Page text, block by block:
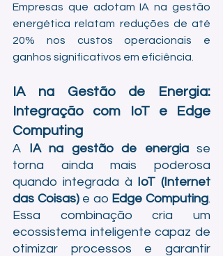
Empresas que adotam IA na gestão
energética relatam reduções de até
20% nos custos operacionais e
ganhos significativos em eficiência.
IA na Gestão de Energia:
Integração com IoT e Edge
Computing
A IA na gestão de energia se
torna ainda mais poderosa
quando integrada à IoT (Internet
das Coisas) e ao Edge Computing.
Essa combinação cria um
ecossistema inteligente capaz de
otimizar processos e garantir